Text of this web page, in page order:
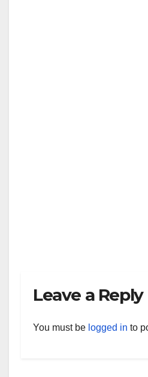
Leave a Reply
You must be logged in to